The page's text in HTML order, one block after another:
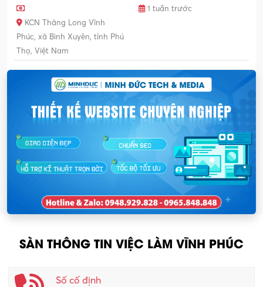
1 tuần trước
KCN Thăng Long Vĩnh
Phúc, xã Bình Xuyên, tỉnh Phú
Thọ, Việt Nam
SÀN THÔNG TIN VIỆC LÀM VĨNH PHÚC
Số cố định